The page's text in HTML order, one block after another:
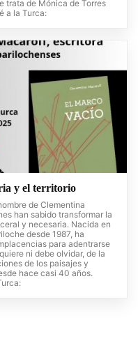
trata de Mónica de Torres
a la Turca:
y el territorio
de Clementina
han sabido transformar la
y necesaria. Nacida en
desde 1987, ha
para adentrarse
ni debe olvidar, de la
de los paisajes y
hace casi 40 años.